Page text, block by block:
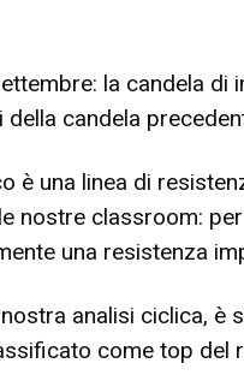
la candela di
candela
è una linea di
nostre classroom: per
una resistenza
analisi ciclica, è
come top del